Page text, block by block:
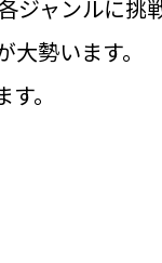
ャンルに挑
勢います。
。